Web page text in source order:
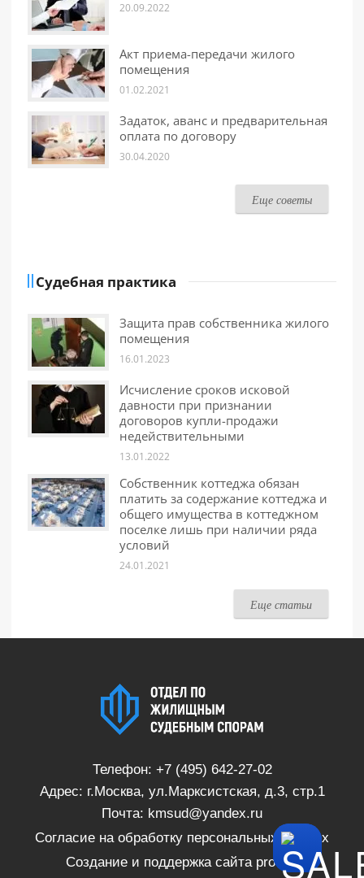
20.09.2022
Акт приема-передачи жилого
помещения
01.02.2021
Задаток, аванс и предварительная
оплата по договору
30.04.2020
Еще советы
Судебная практика
Защита прав собственника жилого
помещения
16.01.2023
Исчисление сроков исковой
давности при признании
договоров купли-продажи
недействительными
13.01.2022
Собственник коттеджа обязан
платить за содержание коттеджа и
общего имущества в коттеджном
поселке лишь при наличии ряда
условий
24.01.2021
Еще статьи
Телефон: +7 (495) 642-27-02
Адрес: г.Москва, ул.Марксистская, д.3, стр.1
Почта: kmsud@yandex.ru
Согласие на обработку персональных данных
Создание и поддержка сайта proSite